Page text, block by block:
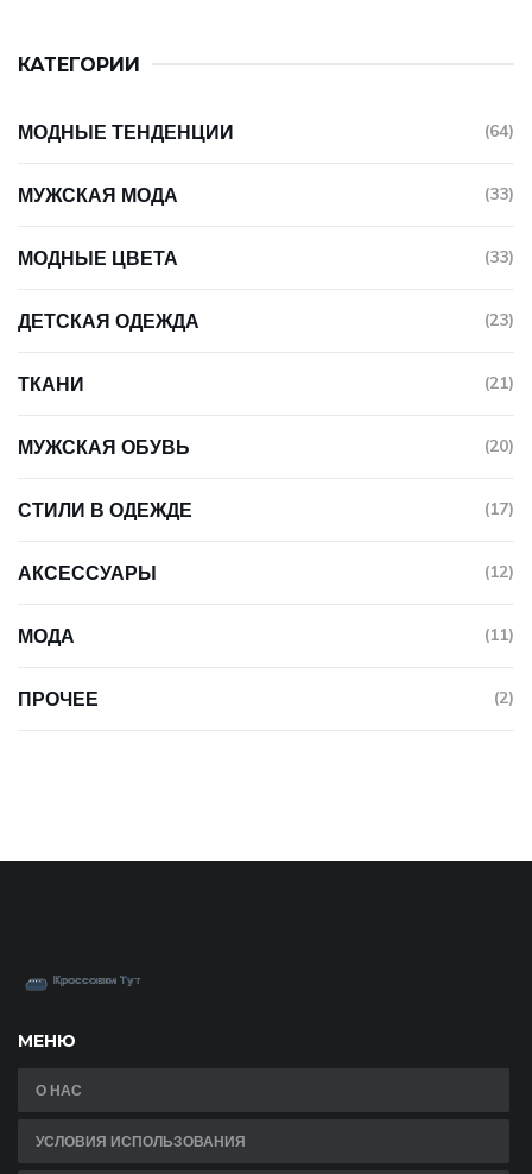
решений.
КАТЕГОРИИ
МОДНЫЕ ТЕНДЕНЦИИ (64)
МУЖСКАЯ МОДА (33)
МОДНЫЕ ЦВЕТА (33)
ДЕТСКАЯ ОДЕЖДА (23)
ТКАНИ (21)
МУЖСКАЯ ОБУВЬ (20)
СТИЛИ В ОДЕЖДЕ (17)
АКСЕССУАРЫ (12)
МОДА (11)
ПРОЧЕЕ (2)
МЕНЮ
О НАС
УСЛОВИЯ ИСПОЛЬЗОВАНИЯ